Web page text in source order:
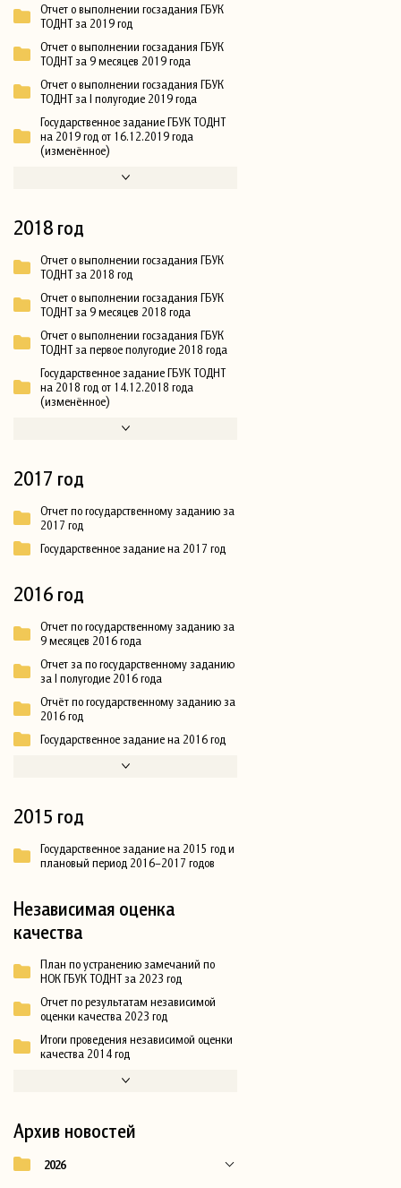
Отчет о выполнении госзадания ГБУК
ТОДНТ за 2019 год
Отчет о выполнении госзадания ГБУК
ТОДНТ за 9 месяцев 2019 года
Отчет о выполнении госзадания ГБУК
ТОДНТ за I полугодие 2019 года
Государственное задание ГБУК ТОДНТ
на 2019 год от 16.12.2019 года
(изменённое)
2018 год
Отчет о выполнении госзадания ГБУК
ТОДНТ за 2018 год
Отчет о выполнении госзадания ГБУК
ТОДНТ за 9 месяцев 2018 года
Отчет о выполнении госзадания ГБУК
ТОДНТ за первое полугодие 2018 года
Государственное задание ГБУК ТОДНТ
на 2018 год от 14.12.2018 года
(изменённое)
2017 год
Отчет по государственному заданию за
2017 год
Государственное задание на 2017 год
2016 год
Отчет по государственному заданию за
9 месяцев 2016 года
Отчет за по государственному заданию
за I полугодие 2016 года
Отчёт по государственному заданию за
2016 год
Государственное задание на 2016 год
2015 год
Государственное задание на 2015 год и
плановый период 2016–2017 годов
Независимая оценка
качества
План по устранению замечаний по
НОК ГБУК ТОДНТ за 2023 год
Отчет по результатам независимой
оценки качества 2023 год
Итоги проведения независимой оценки
качества 2014 год
Архив новостей
2026